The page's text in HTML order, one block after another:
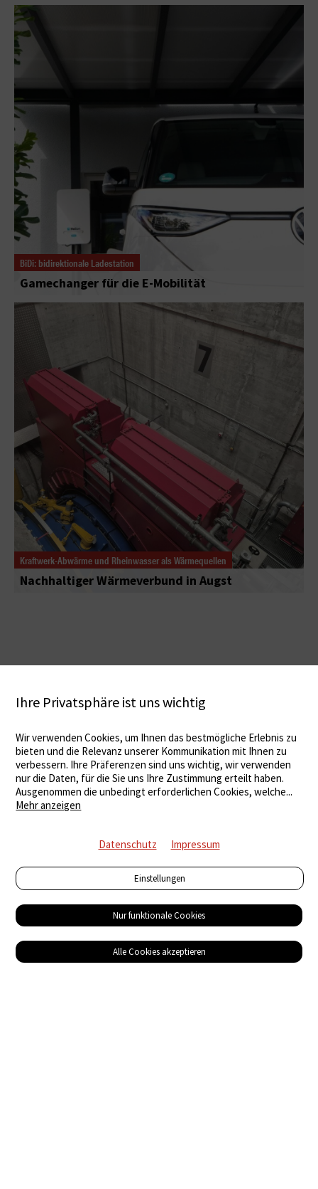
BiDi: bidirektionale Ladestation
Gamechanger für die E-Mobilität
Kraftwerk-Abwärme und Rheinwasser als Wärmequellen
Nachhaltiger Wärmeverbund in Augst
Ihre Privatsphäre ist uns wichtig
Wir verwenden Cookies, um Ihnen das bestmögliche Erlebnis zu
bieten und die Relevanz unserer Kommunikation mit Ihnen zu
verbessern. Ihre Präferenzen sind uns wichtig, wir verwenden
nur die Daten, für die Sie uns Ihre Zustimmung erteilt haben.
Ausgenommen die unbedingt erforderlichen Cookies, welche...
Mehr anzeigen
Datenschutz Impressum
Einstellungen
Nur funktionale Cookies
Alle Cookies akzeptieren